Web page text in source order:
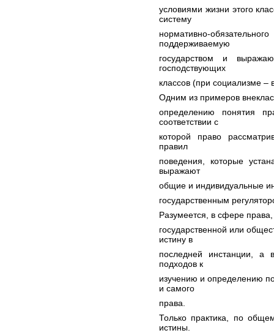
условиями жизни этого
систему
нормативно-
поддерживаемую
государством и
господствующих
классов (при социализме –
Одним из примеров
определению понятия
соответствии с
которой право
правил
поведения, которые
выражают
общие и индивидуальные
государственным
Разумеется, в сфере права,
государственной или
истину в
последней инстанции, а
подходов к
изучению и определению
и самого
права.
Только практика, по
истины.